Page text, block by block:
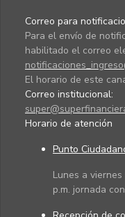
Correo para
Para el envío de
habilitado el correo
El horario de este
Correo institucional:
Horario de atención
Punto
Lunes a
p.m. jornada